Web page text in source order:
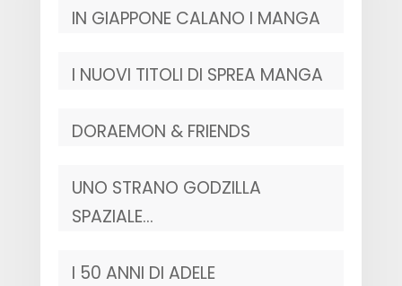
IN GIAPPONE CALANO I MANGA
I NUOVI TITOLI DI SPREA MANGA
DORAEMON & FRIENDS
UNO STRANO GODZILLA
SPAZIALE…
I 50 ANNI DI ADELE